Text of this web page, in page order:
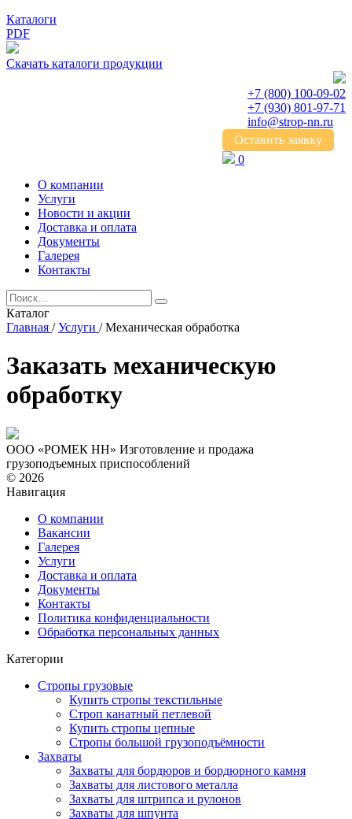
Каталоги
PDF
Скачать каталоги продукции
+7 (800) 100-09-02
+7 (930) 801-97-71
info@strop-nn.ru
Оставить заявку
0
О компании
Услуги
Новости и акции
Доставка и оплата
Документы
Галерея
Контакты
Каталог
Главная / Услуги / Механическая обработка
Заказать механическую
обработку
ООО «РОМЕК НН» Изготовление и продажа
грузоподъемных приспособлений
© 2026
Навигация
О компании
Вакансии
Галерея
Услуги
Доставка и оплата
Документы
Контакты
Политика конфиденциальности
Обработка персональных данных
Категории
Стропы грузовые
Купить стропы текстильные
Строп канатный петлевой
Купить стропы цепные
Стропы большой грузоподъёмности
Захваты
Захваты для бордюров и бордюрного камня
Захваты для листового металла
Захваты для штрипса и рулонов
Захваты для шпунта